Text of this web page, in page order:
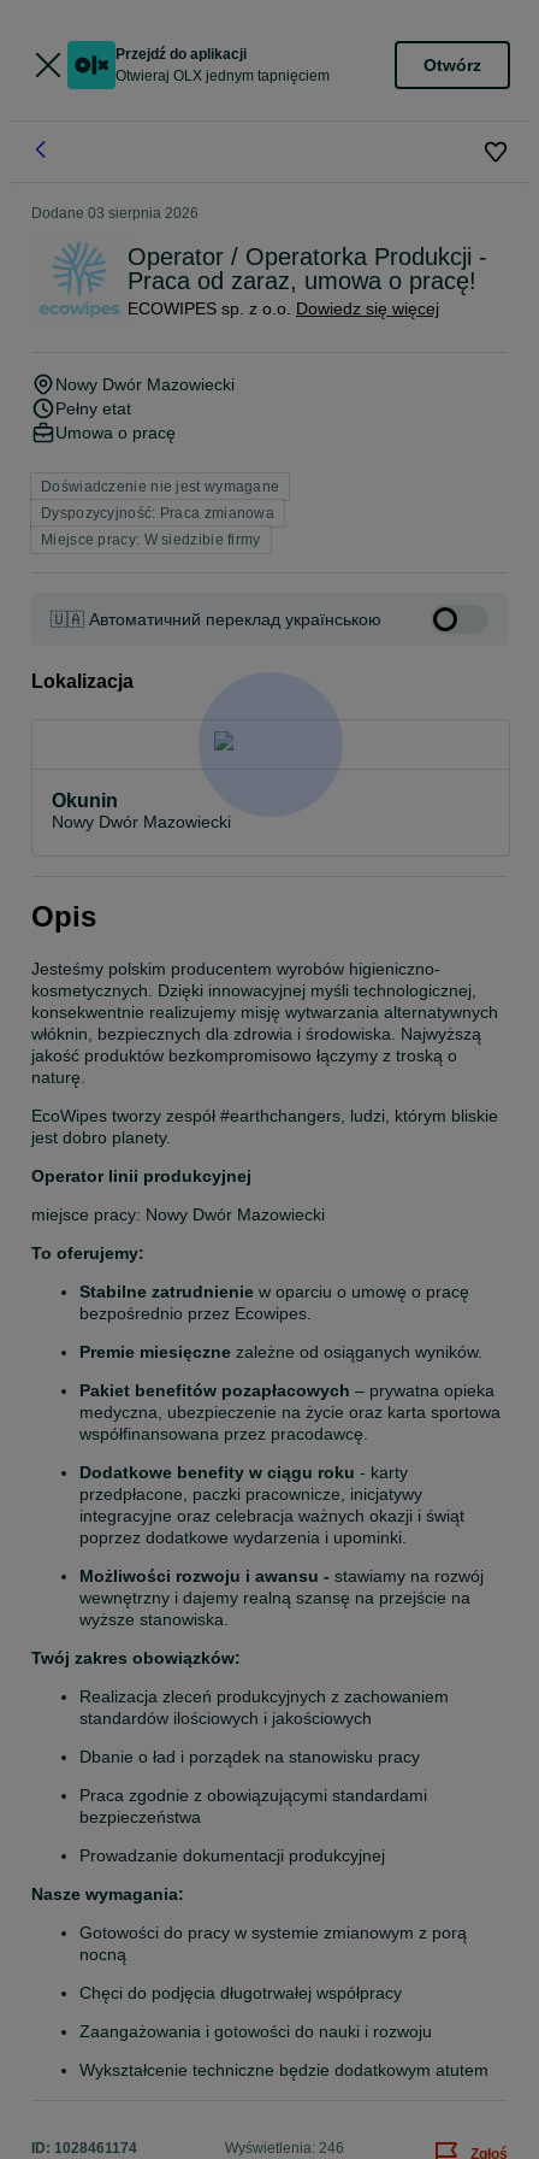
Przejdź do aplikacji
Otwieraj OLX jednym tapnięciem
Otwórz
Dodane 03 sierpnia 2026
Operator / Operatorka Produkcji -
Praca od zaraz, umowa o pracę!
ECOWIPES sp. z o.o. Dowiedz się więcej
Nowy Dwór Mazowiecki
Pełny etat
Umowa o pracę
Doświadczenie nie jest wymagane
Dyspozycyjność: Praca zmianowa
Miejsce pracy: W siedzibie firmy
🇺🇦 Автоматичний переклад українською
Lokalizacja
Okunin
Nowy Dwór Mazowiecki
Opis
Jesteśmy polskim producentem wyrobów higieniczno-
kosmetycznych. Dzięki innowacyjnej myśli technologicznej,
konsekwentnie realizujemy misję wytwarzania alternatywnych
włóknin, bezpiecznych dla zdrowia i środowiska. Najwyższą
jakość produktów bezkompromisowo łączymy z troską o
naturę.
EcoWipes tworzy zespół #earthchangers, ludzi, którym bliskie
jest dobro planety.
Operator linii produkcyjnej
miejsce pracy: Nowy Dwór Mazowiecki
To oferujemy:
Stabilne zatrudnienie w oparciu o umowę o pracę
bezpośrednio przez Ecowipes.
Premie miesięczne zależne od osiąganych wyników.
Pakiet benefitów pozapłacowych – prywatna opieka
medyczna, ubezpieczenie na życie oraz karta sportowa
współfinansowana przez pracodawcę.
Dodatkowe benefity w ciągu roku - karty
przedpłacone, paczki pracownicze, inicjatywy
integracyjne oraz celebracja ważnych okazji i świąt
poprzez dodatkowe wydarzenia i upominki.
Możliwości rozwoju i awansu - stawiamy na rozwój
wewnętrzny i dajemy realną szansę na przejście na
wyższe stanowiska.
Twój zakres obowiązków:
Realizacja zleceń produkcyjnych z zachowaniem
standardów ilościowych i jakościowych
Dbanie o ład i porządek na stanowisku pracy
Praca zgodnie z obowiązującymi standardami
bezpieczeństwa
Prowadzanie dokumentacji produkcyjnej
Nasze wymagania:
Gotowości do pracy w systemie zmianowym z porą
nocną
Chęci do podjęcia długotrwałej współpracy
Zaangażowania i gotowości do nauki i rozwoju
Wykształcenie techniczne będzie dodatkowym atutem
ID: 1028461174 Wyświetlenia: 246 Zgłoś